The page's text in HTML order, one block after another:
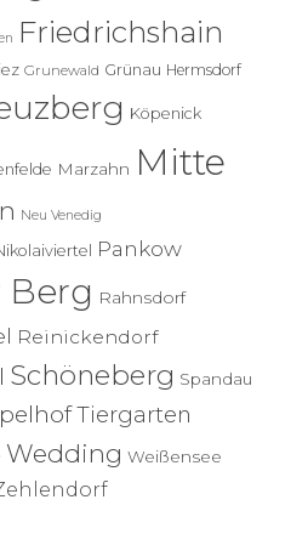
Friedrichshain
Grunewald Grünau Hermsdorf
Köpenick
Marzahn Mitte
Neu Venedig
Pankow
Berg Rahnsdorf
Reinickendorf
Schöneberg Spandau
Tiergarten
Wedding Weißensee